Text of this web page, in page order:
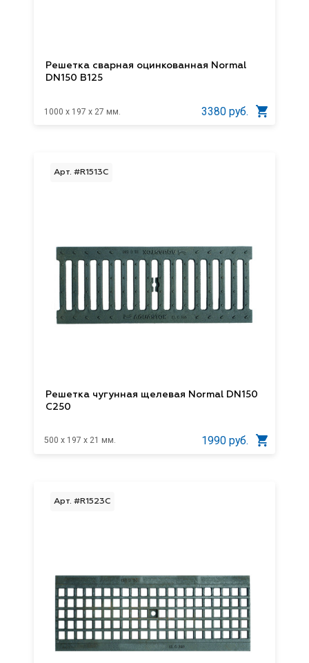
Решетка сварная оцинкованная Normal
DN150 B125
1000 x 197 x 27 мм. 3380 руб.
Арт. #R1513C
Решетка чугунная щелевая Normal DN150
C250
500 x 197 x 21 мм. 1990 руб.
Арт. #R1523C